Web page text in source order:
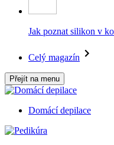
Jak poznat silikon v
Celý magazín
Přejít na menu
Domácí depilace